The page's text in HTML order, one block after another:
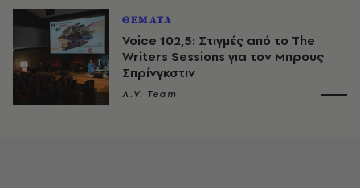
ΘΕΜΑΤΑ
Voice 102,5: Στιγμές από το The
Writers Sessions για τον Μπρους
Σπρίνγκστιν
A.V. Team